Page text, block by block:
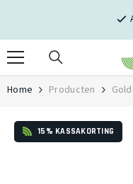
Home Producten
15% KASSAKORTING